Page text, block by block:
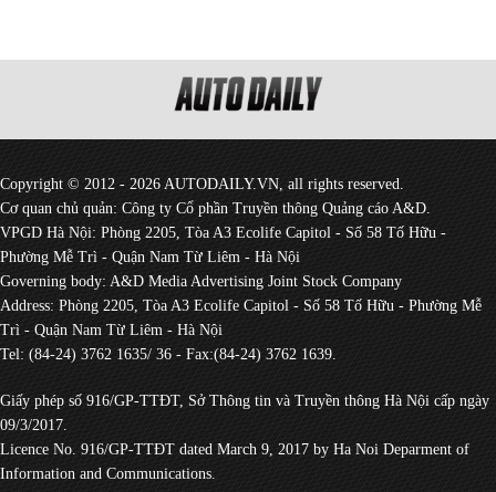
Copyright © 2012 - 2026 AUTODAILY.VN, all rights reserved.
Cơ quan chủ quản: Công ty Cổ phần Truyền thông Quảng cáo A&D.
VPGD Hà Nội: Phòng 2205, Tòa A3 Ecolife Capitol - Số 58 Tố Hữu -
Phường Mễ Trì - Quận Nam Từ Liêm - Hà Nội
Governing body: A&D Media Advertising Joint Stock Company
Address: Phòng 2205, Tòa A3 Ecolife Capitol - Số 58 Tố Hữu - Phường Mễ
Trì - Quận Nam Từ Liêm - Hà Nội
Tel: (84-24) 3762 1635/ 36 - Fax:(84-24) 3762 1639.
Giấy phép số 916/GP-TTĐT, Sở Thông tin và Truyền thông Hà Nội cấp ngày
09/3/2017.
Licence No. 916/GP-TTĐT dated March 9, 2017 by Ha Noi Deparment of
Information and Communications.